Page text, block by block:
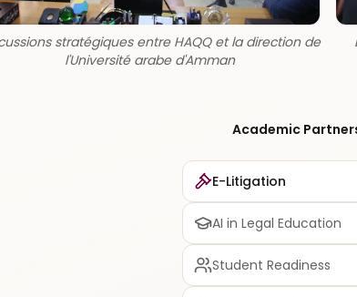
stratégiques entre HAQQ et la direction de
l'Université arabe d'Amman
Academic
E-Litigation
AI in Legal Education
Student Readiness